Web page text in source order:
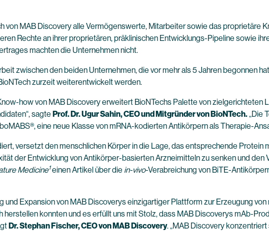
von MAB Discovery alle Vermögenswerte, Mitarbeiter sowie das proprietäre
Rechte an ihrer proprietären, präklinischen Entwicklungs-Pipeline sowie
machten die Unternehmen nicht.
zwischen den beiden Unternehmen, die vor mehr als 5 Jahren begonnen
zurzeit weiterentwickelt werden.
how von MAB Discovery erweitert BioNTechs Palette von zielgerichteten
sagte Prof. Dr. Ugur Sahin, CEO und Mitgründer von BioNTech.„Die
eine neue Klasse von mRNA-kodierten Antikörpern als Therapie-
versetzt den menschlichen Körper in die Lage, das entsprechende
der Entwicklung von Antikörper-basierten Arzneimitteln zu senken und den
Medicine1einen Artikel über die in-vivo-Verabreichung von BiTE-
Expansion von MAB Discoverys einzigartiger Plattform zur Erzeugung
konnten und es erfüllt uns mit Stolz, dass MAB Discoverys mAb-
Dr. Stephan Fischer, CEO von MAB Discovery. „MAB Discovery